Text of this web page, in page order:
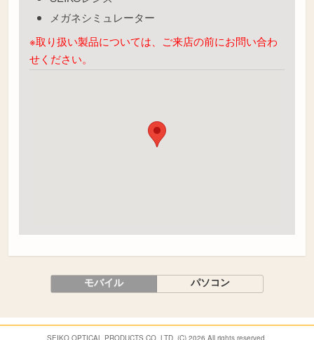
メガネシミュレーター
※取り扱い製品については、ご来店の前にお問い合わ
せください。
モバイル パソコン
SEIKO OPTICAL PRODUCTS CO.,LTD. (C) 2026 All rights reserved.